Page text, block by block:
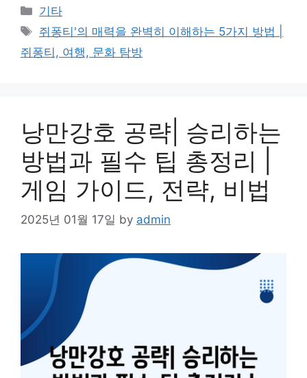
Categories
기타
Tags
쥐퐁티'의 매력을 완벽히 이해하는 5가지 방법 |
쥐퐁티, 여행, 문화 탐방
낭만강호 공략| 승리하는
방법과 필수 팁 총정리 |
게임 가이드, 전략, 비법
2025년 01월 17일 by admin